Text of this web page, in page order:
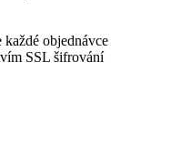
každé objednávce
SSL šifrování